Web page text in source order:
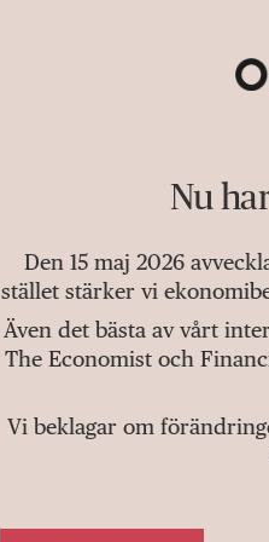
Nu
Den 15 maj 2026
stället stärker vi
Även det bästa av vårt
The Economist och
Vi beklagar om